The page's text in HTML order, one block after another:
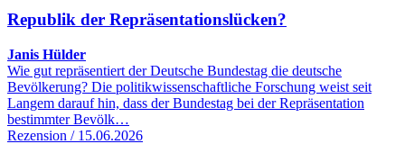
Republik der Repräsentationslücken?
Janis Hülder
Wie gut repräsentiert der Deutsche Bundestag die deutsche
Bevölkerung? Die politikwissenschaftliche Forschung weist seit
Langem darauf hin, dass der Bundestag bei der Repräsentation
bestimmter Bevölk…
Rezension / 15.06.2026